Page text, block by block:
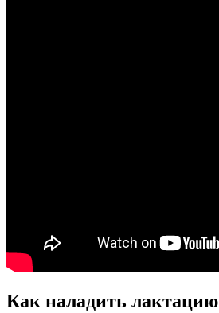
Как наладить лактацию